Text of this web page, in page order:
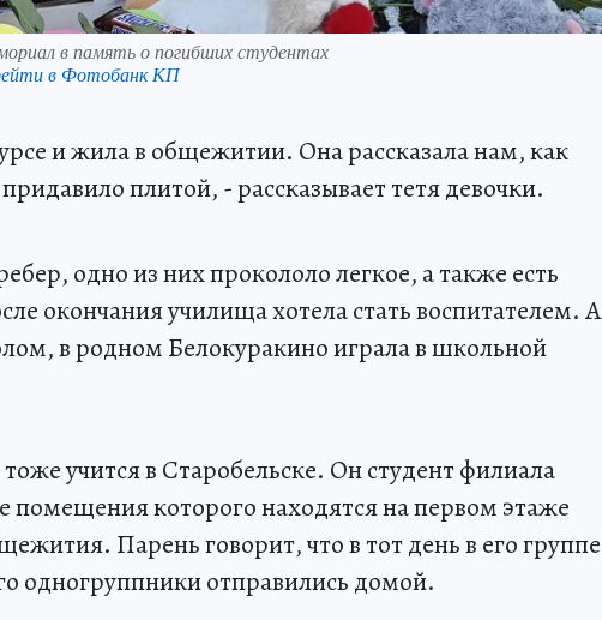
в память о погибших студентах
в Фотобанк КП
и жила в общежитии. Она рассказала нам, как
плитой, - рассказывает тетя девочки.
одно из них прокололо легкое, а также есть
окончания училища хотела стать воспитателем. А
в родном Белокуракино играла в школьной
учится в Старобельске. Он студент филиала
помещения которого находятся на первом этаже
Парень говорит, что в тот день в его группе
одногруппники отправились домой.